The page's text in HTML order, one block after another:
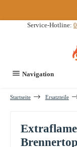
Service-Hotline:
Navigation
Startseite Ersatzteile